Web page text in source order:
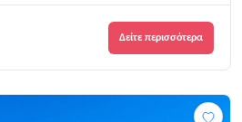
στιγμές και
με τη βαθμολογία 4.5...
Δείτε περισσότερα